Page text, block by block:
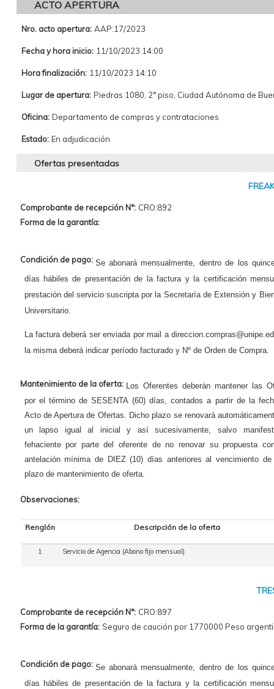
ACTO APERTURA
Nro. acto apertura: AAP:17/2023
Fecha y hora inicio: 11/10/2023 14:00
Hora finalización: 11/10/2023 14:10
Lugar de apertura: Piedras 1080, 2° piso, Ciudad Autónoma de
Oficina: Departamento de compras y contrataciones
Estado: En adjudicación
Ofertas presentadas
Comprobante de recepción N°: CRO:892
Forma de la garantía:
Condición de pago: Se abonará mensualmente, dentro de los
días hábiles de presentación de la factura y la certificación
prestación del servicio suscripta por la Secretaría de Extensión y
Universitario.
La factura deberá ser enviada por mail a
la misma deberá indicar período facturado y Nº de Orden de Compra.
Mantenimiento de la oferta: Los Oferentes deberán mantener las
por el término de SESENTA (60) días, contados a partir de la
Acto de Apertura de Ofertas. Dicho plazo se renovará
un lapso igual al inicial y así sucesivamente, salvo
fehaciente por parte del oferente de no renovar su propuesta
antelación mínima de DIEZ (10) días anteriores al vencimiento de
plazo de mantenimiento de oferta.
Observaciones:
Renglón Descripción de la oferta
1 Servicio de Agencia (Abono fijo mensual)
Comprobante de recepción N°: CRO:897
Forma de la garantía: Seguro de caución por 1770000 Peso
Condición de pago: Se abonará mensualmente, dentro de los
días hábiles de presentación de la factura y la certificación